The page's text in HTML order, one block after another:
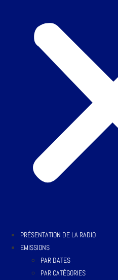
PRÉSENTATION DE LA RADIO
EMISSIONS
PAR DATES
PAR CATÉGORIES